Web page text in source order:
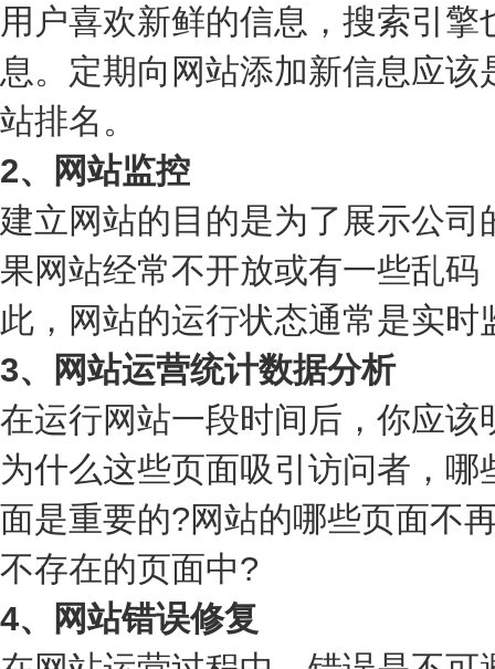
用户喜欢新鲜的信息，搜索引
息。定期向网站添加新信息应
站排名。
2、网站监控
建立网站的目的是为了展示公
果网站经常不开放或有一些乱
此，网站的运行状态通常是实时
3、网站运营统计数据分析
在运行网站一段时间后，你应
为什么这些页面吸引访问者，
面是重要的?网站的哪些页面不
不存在的页面中?
4、网站错误修复